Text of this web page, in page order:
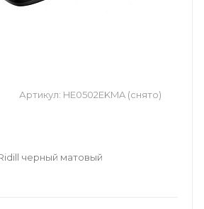
Артикул: HE0502EKMA (снято)
черный матовый